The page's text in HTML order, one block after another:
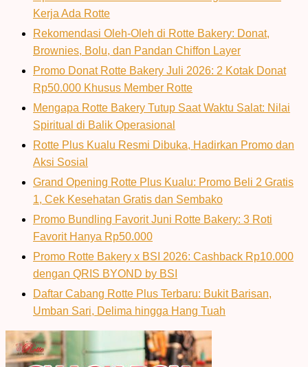
Kerja Ada Rotte
Rekomendasi Oleh-Oleh di Rotte Bakery: Donat,
Brownies, Bolu, dan Pandan Chiffon Layer
Promo Donat Rotte Bakery Juli 2026: 2 Kotak Donat
Rp50.000 Khusus Member Rotte
Mengapa Rotte Bakery Tutup Saat Waktu Salat: Nilai
Spiritual di Balik Operasional
Rotte Plus Kualu Resmi Dibuka, Hadirkan Promo dan
Aksi Sosial
Grand Opening Rotte Plus Kualu: Promo Beli 2 Gratis
1, Cek Kesehatan Gratis dan Sembako
Promo Bundling Favorit Juni Rotte Bakery: 3 Roti
Favorit Hanya Rp50.000
Promo Rotte Bakery x BSI 2026: Cashback Rp10.000
dengan QRIS BYOND by BSI
Daftar Cabang Rotte Plus Terbaru: Bukit Barisan,
Umban Sari, Delima hingga Hang Tuah